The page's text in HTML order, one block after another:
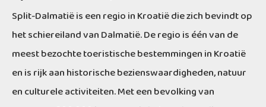
Split-Dalmatië is een regio in Kroatië die zich bevindt op
het schiereiland van Dalmatië. De regio is één van de
meest bezochte toeristische bestemmingen in Kroatië
en is rijk aan historische bezienswaardigheden, natuur
en culturele activiteiten. Met een bevolking van